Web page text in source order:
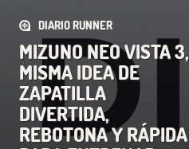
DIARIO RUNNER
MIZUNO NEO VISTA 3,
MISMA IDEA DE
ZAPATILLA
DIVERTIDA,
REBOTONA Y RÁPIDA